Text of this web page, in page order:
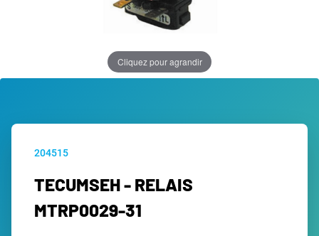
Cliquez pour agrandir
204515
TECUMSEH - RELAIS
MTRP0029-31